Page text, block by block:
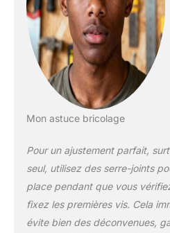
Mon astuce bricolage
Pour un ajustement parfait,
seul, utilisez des serre-joints
place pendant que vous
fixez les premières vis. Cela
évite bien des déconvenues,